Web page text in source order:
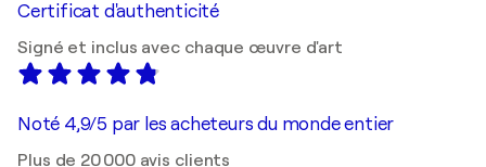
Certificat d'authenticité
Signé et inclus avec chaque œuvre d'art
Noté 4,9/5 par les acheteurs du monde entier
Plus de 20 000 avis clients